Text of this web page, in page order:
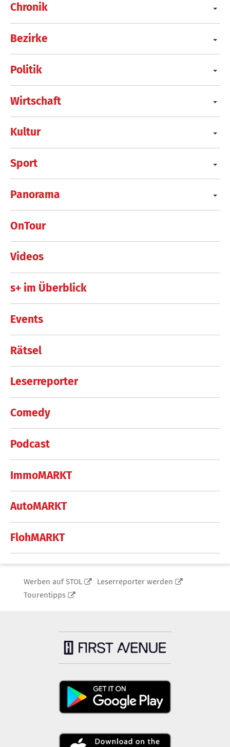
Chronik
Bezirke
Politik
Wirtschaft
Kultur
Sport
Panorama
OnTour
Videos
s+ im Überblick
Events
Rätsel
Leserreporter
Comedy
Podcast
ImmoMARKT
AutoMARKT
FlohMARKT
Werben auf STOL
Leserreporter werden
Tourentipps